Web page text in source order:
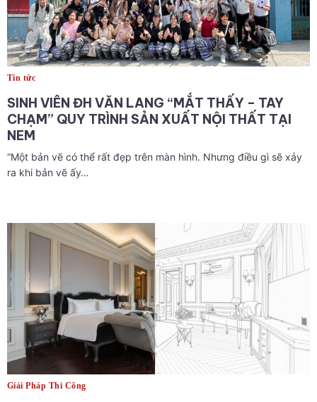
Tin tức
SINH VIÊN ĐH VĂN LANG “MẮT THẤY – TAY
CHẠM” QUY TRÌNH SẢN XUẤT NỘI THẤT TẠI
NEM
“Một bản vẽ có thể rất đẹp trên màn hình. Nhưng điều gì sẽ xảy
ra khi bản vẽ ấy…
Giải Pháp Thi Công